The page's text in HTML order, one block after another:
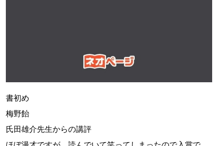
書初め
梅野飴
氏田雄介先生からの講評